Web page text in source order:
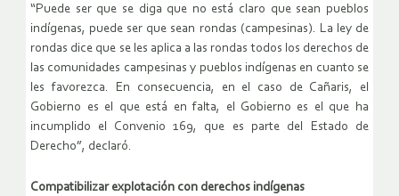
“Puede ser que se diga que no está claro que sean pueblos
indígenas, puede ser que sean rondas (campesinas). La ley de
rondas dice que se les aplica a las rondas todos los derechos de
las comunidades campesinas y pueblos indígenas en cuanto se
les favorezca. En consecuencia, en el caso de Cañaris, el
Gobierno es el que está en falta, el Gobierno es el que ha
incumplido el Convenio 169, que es parte del Estado de
Derecho”, declaró.
Compatibilizar explotación con derechos indígenas